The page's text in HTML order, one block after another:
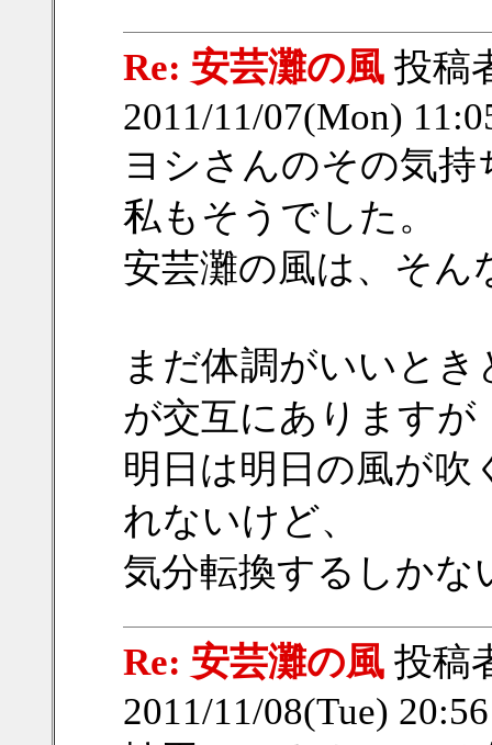
Re: 安芸灘の風 投稿
2011/11/07(Mon)
ヨシさんのその気
私もそうでした。
安芸灘の風は、そん
まだ体調がいいと
が交互にありますが
明日は明日の風が吹
れないけど、
気分転換するしか
Re: 安芸灘の風 投稿
2011/11/08(Tue)